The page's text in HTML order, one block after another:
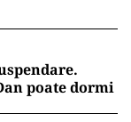
poate dormi